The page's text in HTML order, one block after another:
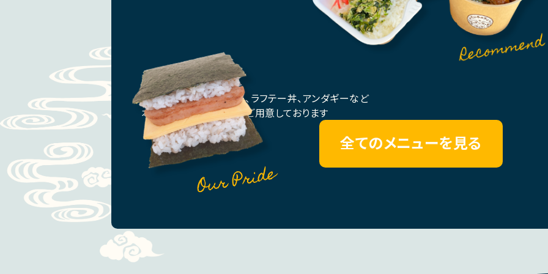
ポークおにぎりバーガー、ラフテー丼、アンダギーなど
本場沖縄の味をたくさんご用意しております
全てのメニューを見る